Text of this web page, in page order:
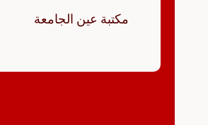
‏مكتبة عين الجامعة‏